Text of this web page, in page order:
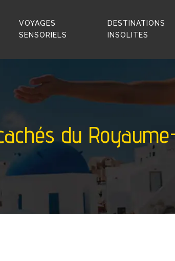
VOYAGES
SENSORIELS
DESTINATIONS
INSOLITES
du